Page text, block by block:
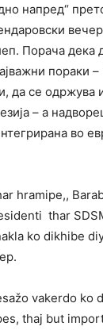
напред“
Порача дека
пораки –
да се одржува
– а
во
hramipe,,
thar
ko dikhibe
vakerdo ko
thaj but